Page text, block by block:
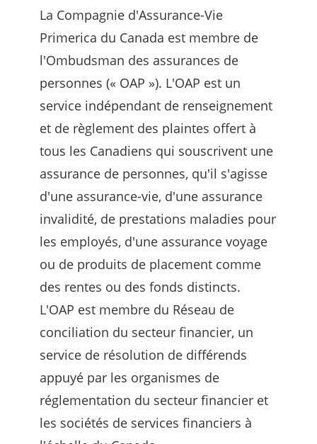
La Compagnie d'Assurance-Vie
Primerica du Canada est membre de
l'Ombudsman des assurances de
personnes (« OAP »). L'OAP est un
service indépendant de renseignement
et de règlement des plaintes offert à
tous les Canadiens qui souscrivent une
assurance de personnes, qu'il s'agisse
d'une assurance-vie, d'une assurance
invalidité, de prestations maladies pour
les employés, d'une assurance voyage
ou de produits de placement comme
des rentes ou des fonds distincts.
L'OAP est membre du Réseau de
conciliation du secteur financier, un
service de résolution de différends
appuyé par les organismes de
réglementation du secteur financier et
les sociétés de services financiers à